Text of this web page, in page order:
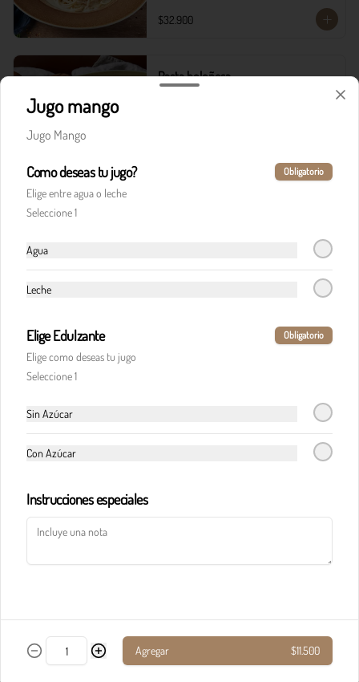
$32.900
Pasta boloñesa
Carne de res en cocción lenta, en clásica salsa de
pomodoro, cebolla y finas hierbas italianas,
Pasta calderete pollo al pesto
Jugo mango
Jugo Mango
Como deseas tu jugo? Obligatorio
Elige entre agua o leche
Seleccione 1
Agua
Leche
Elige Edulzante Obligatorio
Elige como deseas tu jugo
Seleccione 1
Sin Azúcar
Con Azúcar
Instrucciones especiales
Agregar $11.500